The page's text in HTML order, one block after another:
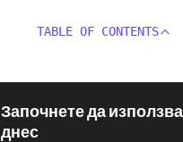
TABLE OF CONTENTS
Започнете да
днес